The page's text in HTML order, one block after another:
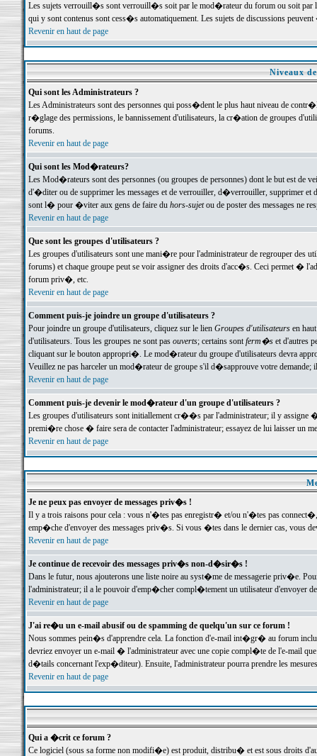
Les sujets verrouill�s sont verrouill�s soit par le mod�rateur du forum ou soit par
qui y sont contenus sont cess�s automatiquement. Les sujets de discussions
Revenir en haut de page
Niveaux
Qui sont les Administrateurs ?
Les Administrateurs sont des personnes qui poss�dent le plus haut niveau de
r�glage des permissions, le bannissement d'utilisateurs, la cr�ation de groupes
forums.
Revenir en haut de page
Qui sont les Mod�rateurs?
Les Mod�rateurs sont des personnes (ou groupes de personnes) dont le but est de
d'�diter ou de supprimer les messages et de verrouiller, d�verrouiller, supprimer
sont l� pour �viter aux gens de faire du hors-sujetou de poster des messages ne
Revenir en haut de page
Que sont les groupes d'utilisateurs ?
Les groupes d'utilisateurs sont une mani�re pour l'administrateur de regrouper des
forums) et chaque groupe peut se voir assigner des droits d'acc�s. Ceci permet
forum priv�, etc.
Revenir en haut de page
Comment puis-je joindre un groupe d'utilisateurs ?
Pour joindre un groupe d'utilisateurs, cliquez sur le lien Groupes d'utilisateursen haut
d'utilisateurs. Tous les groupes ne sont pas ouverts; certains sontferm�set d'autres
cliquant sur le bouton appropri�. Le mod�rateur du groupe d'utilisateurs devra
Veuillez ne pas harceler un mod�rateur de groupe s'il d�sapprouve votre demande;
Revenir en haut de page
Comment puis-je devenir le mod�rateur d'un groupe d'utilisateurs ?
Les groupes d'utilisateurs sont initiallement cr��s par l'administrateur; il y
premi�re chose � faire sera de contacter l'administrateur; essayez de lui laisser un
Revenir en haut de page
Je ne peux pas envoyer de messages priv�s !
Il y a trois raisons pour cela : vous n'�tes pas enregistr� et/ou n'�tes pas
emp�che d'envoyer des messages priv�s. Si vous �tes dans le dernier cas, vous
Revenir en haut de page
Je continue de recevoir des messages priv�s non-d�sir�s !
Dans le futur, nous ajouterons une liste noire au syst�me de messagerie priv�e.
l'administrateur; il a le pouvoir d'emp�cher compl�tement un utilisateur d'envoyer
Revenir en haut de page
J'ai re�u un e-mail abusif ou de spamming de quelqu'un sur ce forum !
Nous sommes pein�s d'apprendre cela. La fonction d'e-mail int�gr� au forum inclut
devriez envoyer un e-mail � l'administrateur avec une copie compl�te de l'e-mail
d�tails concernant l'exp�diteur). Ensuite, l'administrateur pourra prendre les
Revenir en haut de page
Qui a �crit ce forum ?
Ce logiciel (sous sa forme non modifi�e) est produit, distribu� et est sous droits